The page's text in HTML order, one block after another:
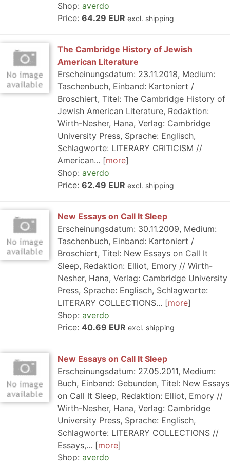
Shop: averdo
Price: 64.29 EUR excl. shipping
The Cambridge History of Jewish
American Literature
Erscheinungsdatum: 23.11.2018, Medium:
Taschenbuch, Einband: Kartoniert /
Broschiert, Titel: The Cambridge History of
Jewish American Literature, Redaktion:
Wirth-Nesher, Hana, Verlag: Cambridge
University Press, Sprache: Englisch,
Schlagworte: LITERARY CRITICISM //
American...
more
Shop: averdo
Price: 62.49 EUR excl. shipping
New Essays on Call It Sleep
Erscheinungsdatum: 30.11.2009, Medium:
Taschenbuch, Einband: Kartoniert /
Broschiert, Titel: New Essays on Call It
Sleep, Redaktion: Elliot, Emory // Wirth-
Nesher, Hana, Verlag: Cambridge University
Press, Sprache: Englisch, Schlagworte:
LITERARY COLLECTIONS...
more
Shop: averdo
Price: 40.69 EUR excl. shipping
New Essays on Call It Sleep
Erscheinungsdatum: 27.05.2011, Medium:
Buch, Einband: Gebunden, Titel: New Essays
on Call It Sleep, Redaktion: Elliot, Emory //
Wirth-Nesher, Hana, Verlag: Cambridge
University Press, Sprache: Englisch,
Schlagworte: LITERARY COLLECTIONS //
Essays,...
more
Shop: averdo